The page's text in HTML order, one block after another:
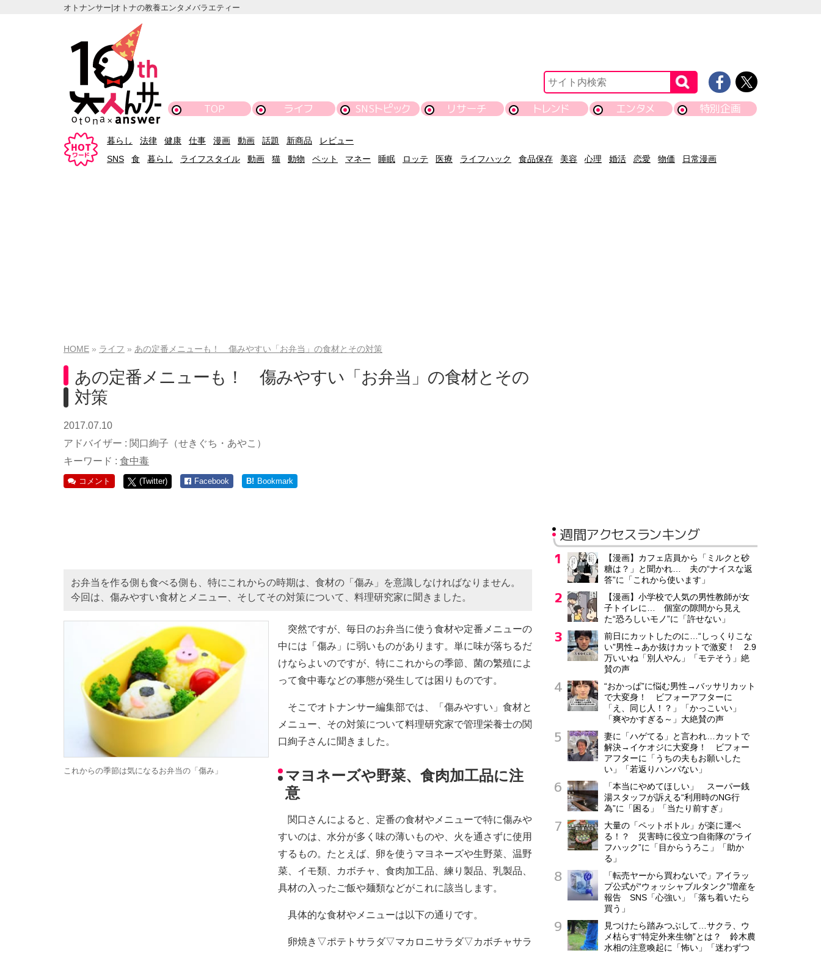
オトナンサー|オトナの教養エンタメバラエティー
TOP ライフ SNSトピック リサーチ トレンド エンタメ 特別企画
暮らし 法律 健康 仕事 漫画 動画 話題 新商品
レビュー
SNS
食 暮らし ライフスタイル 動画 猫 動物 ペット マネー 睡眠 ロッテ 医療 ライフハック 食品保存 美容 心理 婚活 恋愛 物価 日常漫画
HOME ライフ あの定番メニューも！ 傷みやすい「お弁当」の食材とその対策
あの定番メニューも！ 傷みやすい「お弁当」の食材とその
対策
2017.07.10
アドバイザー : 関口絢子（せきぐち・あやこ）
キーワード : 食中毒
コメント (Twitter) Facebook B! Bookmark
お弁当を作る側も食べる側も、特にこれからの時期は、食材の「傷み」を意識しなければなりません。
今回は、傷みやすい食材とメニュー、そしてその対策について、料理研究家に聞きました。
これからの季節は気になるお弁当の「傷み」
突然ですが、毎日のお弁当に使う食材や定番メニューの
中には「傷み」に弱いものがあります。単に味が落ちるだ
けならよいのですが、特にこれからの季節、菌の繁殖によ
って食中毒などの事態が発生しては困りものです。
そこでオトナンサー編集部では、「傷みやすい」食材と
メニュー、その対策について料理研究家で管理栄養士の関
口絢子さんに聞きました。
マヨネーズや野菜、食肉加工品に注
意
関口さんによると、定番の食材やメニューで特に傷みや
すいのは、水分が多く味の薄いものや、火を通さずに使用
するもの。たとえば、卵を使うマヨネーズや生野菜、温野
菜、イモ類、カボチャ、食肉加工品、練り製品、乳製品、
具材の入ったご飯や麺類などがこれに該当します。
具体的な食材やメニューは以下の通りです。
卵焼き▽ポテトサラダ▽マカロニサラダ▽カボチャサラ
週間アクセスランキング
【漫画】カフェ店員から「ミルクと砂
糖は？」と聞かれ… 夫の“ナイスな返
答”に「これから使います」
【漫画】小学校で人気の男性教師が女
子トイレに… 個室の隙間から見え
た“恐ろしいモノ”に「許せない」
前日にカットしたのに…“しっくりこな
い”男性→あか抜けカットで激変！ 2.9
万いいね「別人やん」「モテそう」絶
賛の声
“おかっぱ”に悩む男性→バッサリカット
で大変身！ ビフォーアフターに
「え、同じ人！？」「かっこいい」
「爽やかすぎる～」大絶賛の声
妻に「ハゲてる」と言われ…カットで
解決→イケオジに大変身！ ビフォー
アフターに「うちの夫もお願いした
い」「若返りハンパない」
「本当にやめてほしい」 スーパー銭
湯スタッフが訴える“利用時のNG行
為”に「困る」「当たり前すぎ」
大量の「ペットボトル」が楽に運べ
る！？ 災害時に役立つ自衛隊の“ライ
フハック”に「目からうろこ」「助か
る」
「転売ヤーから買わないで」アイラッ
プ公式が“ウォッシャブルタンク”増産を
報告 SNS「心強い」「落ち着いたら
買う」
見つけたら踏みつぶして…サクラ、ウ
メ枯らす“特定外来生物”とは？ 鈴木農
水相の注意喚起に「怖い」「迷わずつ